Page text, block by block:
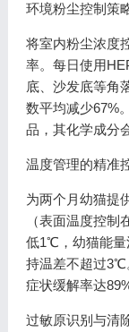
环境粉尘控制策
将室内粉尘浓度
率。每日使用
底、沙发底等角
数平均减少67%
品，其化学成分
温度管理的精准
为两个月幼猫提
（表面温度控
低1℃，幼猫能量
持温差不超过3℃
症状缓解率达89%
过敏原识别与清